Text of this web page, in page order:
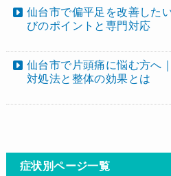
仙台市で偏平足を改善した
びのポイントと専門対応
仙台市で片頭痛に悩む方へ
対処法と整体の効果とは
症状別ページ一覧